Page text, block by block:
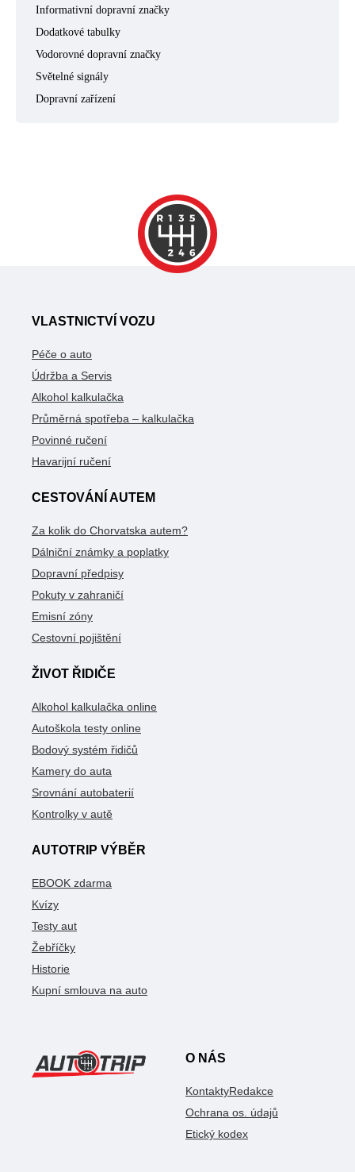
Informativní dopravní značky
Dodatkové tabulky
Vodorovné dopravní značky
Světelné signály
Dopravní zařízení
VLASTNICTVÍ VOZU
Péče o auto
Údržba a Servis
Alkohol kalkulačka
Průměrná spotřeba – kalkulačka
Povinné ručení
Havarijní ručení
CESTOVÁNÍ AUTEM
Za kolik do Chorvatska autem?
Dálniční známky a poplatky
Dopravní předpisy
Pokuty v zahraničí
Emisní zóny
Cestovní pojištění
ŽIVOT ŘIDIČE
Alkohol kalkulačka online
Autoškola testy online
Bodový systém řidičů
Kamery do auta
Srovnání autobaterií
Kontrolky v autě
AUTOTRIP VÝBĚR
EBOOK zdarma
Kvízy
Testy aut
Žebříčky
Historie
Kupní smlouva na auto
O NÁS
KontaktyRedakce
Ochrana os. údajů
Etický kodex